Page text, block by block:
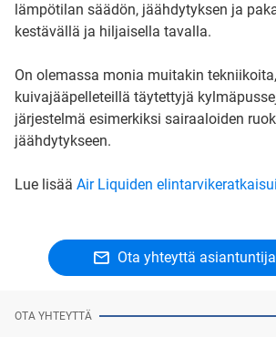
lämpötilan säädön, jäähdytyksen ja
kestävällä ja hiljaisella tavalla.
On olemassa monia muitakin
kuivajääpelleteillä täytettyjä
järjestelmä esimerkiksi sairaaloiden
jäähdytykseen.
Lue lisää Air Liquiden
Ota yhteyttä
OTA YHTEYTTÄ